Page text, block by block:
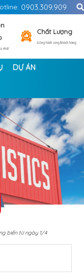
0903.309.909
nhất
Chất Lượng
Đồng hành cùng khách hàng
DỰ ÁN
>
biển từ ngày 1/4